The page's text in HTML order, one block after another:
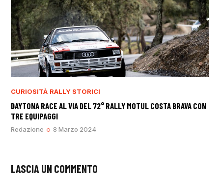
CURIOSITÀ RALLY STORICI
DAYTONA RACE AL VIA DEL 72° RALLY MOTUL COSTA BRAVA CON
TRE EQUIPAGGI
Redazione 8 Marzo 2024
LASCIA UN COMMENTO